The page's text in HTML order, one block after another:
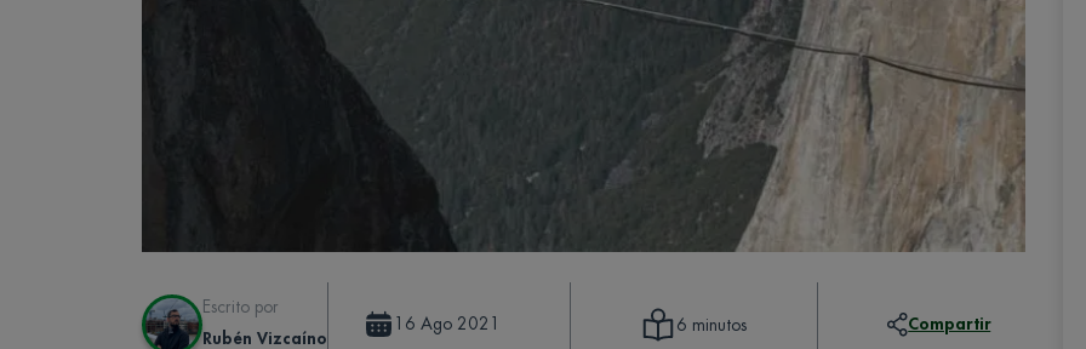
Escrito por
Rubén Vizcaíno
16 Ago 2021 6 minutos Compartir